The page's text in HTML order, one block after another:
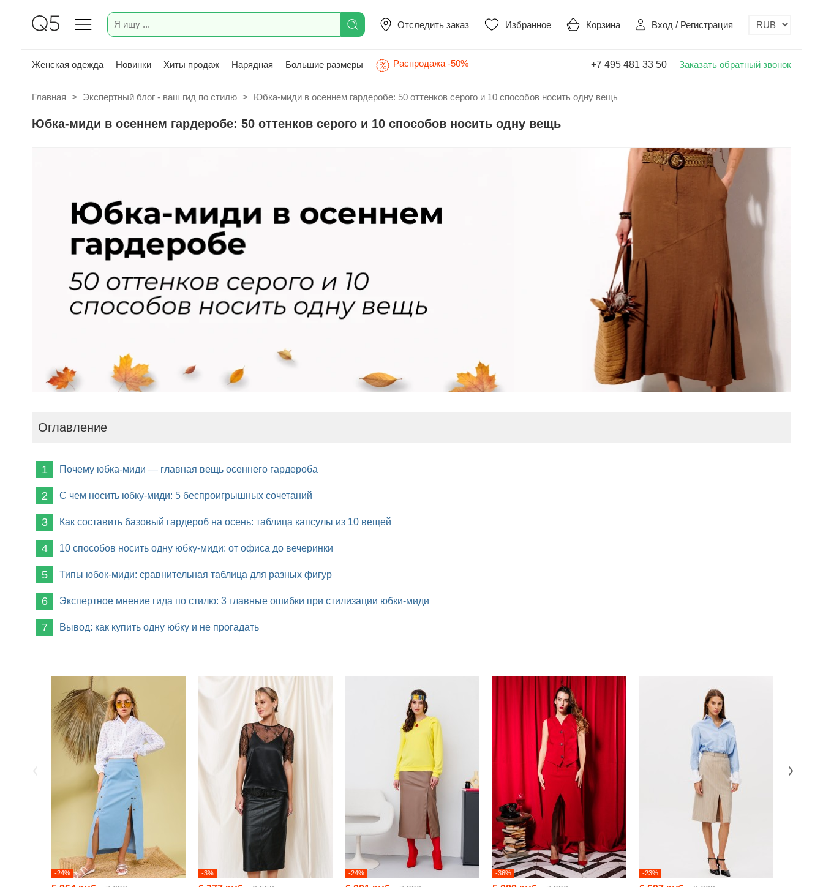
Отследить заказ Избранное Корзина Вход / Регистрация
Женская одежда Новинки Хиты продаж Нарядная Большие размеры Распродажа -50% +7 495 481 33 50 Заказать обратный звонок
Главная > Экспертный блог - ваш гид по стилю > Юбка-миди в осеннем гардеробе: 50 оттенков серого и 10 способов носить одну вещь
Юбка-миди в осеннем гардеробе: 50 оттенков серого и 10 способов носить одну вещь
Оглавление
Почему юбка-миди — главная вещь осеннего гардероба
С чем носить юбку-миди: 5 беспроигрышных сочетаний
Как составить базовый гардероб на осень: таблица капсулы из 10 вещей
10 способов носить одну юбку-миди: от офиса до вечеринки
Типы юбок-миди: сравнительная таблица для разных фигур
Экспертное мнение гида по стилю: 3 главные ошибки при стилизации юбки-миди
Вывод: как купить одну юбку и не прогадать
-24% -3% -24% -36% -23%